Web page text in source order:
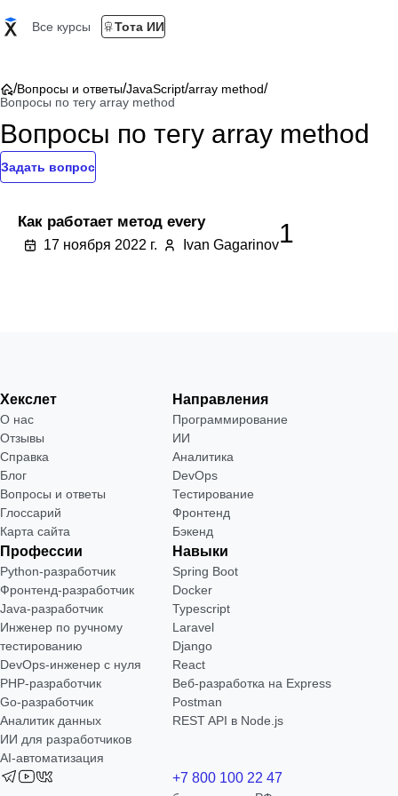
Все курсы Тота ИИ
/Вопросы и ответы/JavaScript/array method/
Вопросы по тегу array method
Вопросы по тегу array method
Задать вопрос
Как работает метод every
17 ноября 2022 г. Ivan Gagarinov1
Хекслет
О нас
Отзывы
Справка
Блог
Вопросы и ответы
Глоссарий
Карта сайта
Направления
Программирование
ИИ
Аналитика
DevOps
Тестирование
Фронтенд
Бэкенд
Профессии
Python-разработчик
Фронтенд-разработчик
Java-разработчик
Инженер по ручному
тестированию
DevOps-инженер с нуля
РНР-разработчик
Go-разработчик
Аналитик данных
ИИ для разработчиков
AI-автоматизация
Навыки
Spring Boot
Docker
Typescript
Laravel
Django
React
Веб-разработка на Express
Postman
REST API в Node.js
+7 800 100 22 47